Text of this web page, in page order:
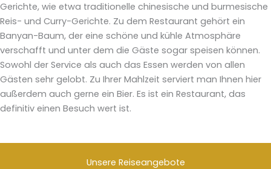
Gerichte, wie etwa traditionelle chinesische und burmesische
Reis- und Curry-Gerichte. Zu dem Restaurant gehört ein
Banyan-Baum, der eine schöne und kühle Atmosphäre
verschafft und unter dem die Gäste sogar speisen können.
Sowohl der Service als auch das Essen werden von allen
Gästen sehr gelobt. Zu Ihrer Mahlzeit serviert man Ihnen hier
außerdem auch gerne ein Bier. Es ist ein Restaurant, das
definitiv einen Besuch wert ist.
Unsere Reiseangebote